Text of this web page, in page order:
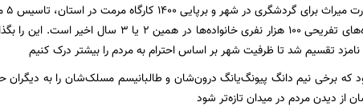
تقسیم شد تا ظرفیت شهر بر اساس احترام به مردم را بیشتر درک کنیم
که برخی نیم دانگ پیونگ‌یانگ درون‌شان و طالبانیسم مسلک‌شان را به دیگران
از دیدن مردم در میدان تازه‌تر شود